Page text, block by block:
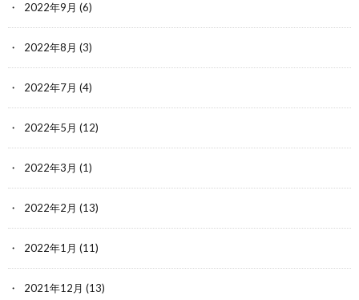
2022年9月 (6)
2022年8月 (3)
2022年7月 (4)
2022年5月 (12)
2022年3月 (1)
2022年2月 (13)
2022年1月 (11)
2021年12月 (13)